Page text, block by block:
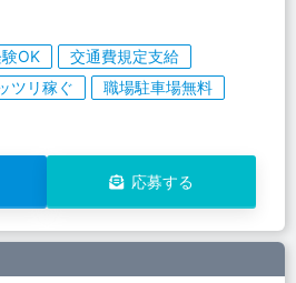
OK
交通費規定支給
ツリ稼ぐ
職場駐車場無料
応募する